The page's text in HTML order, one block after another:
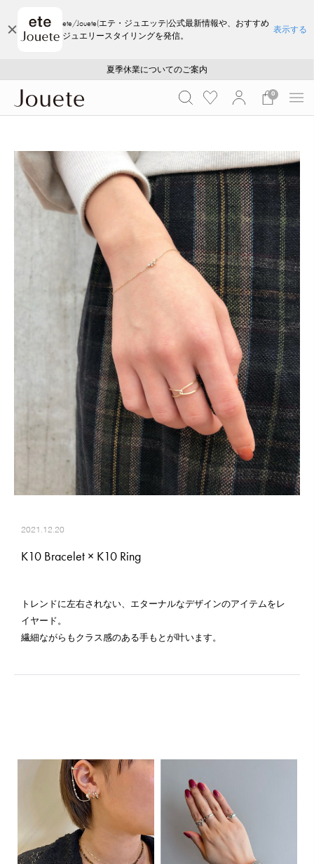
ete/Jouete(エテ・ジュエッテ)公式最新情報や、おすすめ
ジュエリースタイリングを発信。
表示する
採用のご案内
ご注文いただいたお品物のお届け状況について
夏季休業についてのご案内
WEB LIMITED ITEMS >>
採用のご案内
ご注文いただいたお品物のお届け状況について
0
2021.12.20
K10 Bracelet × K10 Ring
トレンドに左右されない、エターナルなデザインのアイテムをレ
イヤード。
繊細ながらもクラス感のある手もとが叶います。